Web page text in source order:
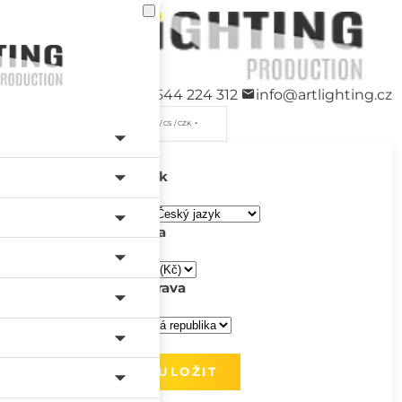
+420 544 224 312 info@artlighting.cz
/ CS / CZK
Jazyk
Měna
Doprava